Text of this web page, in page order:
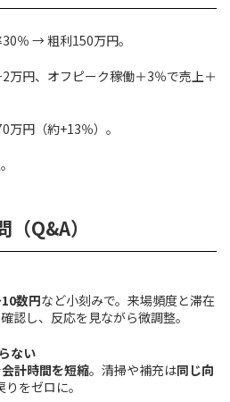
％ → 粗利150万円。
万円、オフピーク稼働＋3％で売上＋
円（約+13％）。
Q&A）
数円など小刻みで。来場頻度と滞在
認し、反応を見ながら微調整。
ない
会計時間を短縮。清掃や補充は同じ向
をゼロに。